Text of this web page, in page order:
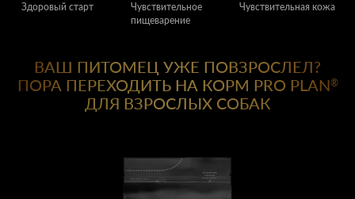
Здоровый старт
Чувствительное
пищеварение
Чувствительная кожа
ВАШ ПИТОМЕЦ УЖЕ ПОВЗРОСЛЕЛ?
ПОРА ПЕРЕХОДИТЬ НА КОРМ PRO PLAN®
ДЛЯ ВЗРОСЛЫХ СОБАК